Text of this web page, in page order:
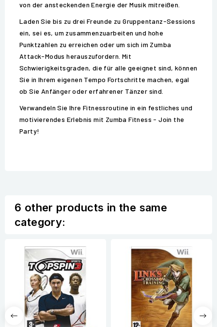
von der ansteckenden Energie der Musik mitreißen.
Laden Sie bis zu drei Freunde zu Gruppentanz-Sessions
ein, sei es, um zusammenzuarbeiten und hohe
Punktzahlen zu erreichen oder um sich im Zumba
Attack-Modus herauszufordern. Mit
Schwierigkeitsgraden, die für alle geeignet sind, können
Sie in Ihrem eigenen Tempo Fortschritte machen, egal
ob Sie Anfänger oder erfahrener Tänzer sind.
Verwandeln Sie Ihre Fitnessroutine in ein festliches und
motivierendes Erlebnis mit Zumba Fitness - Join the
Party!
6 other products in the same
category: